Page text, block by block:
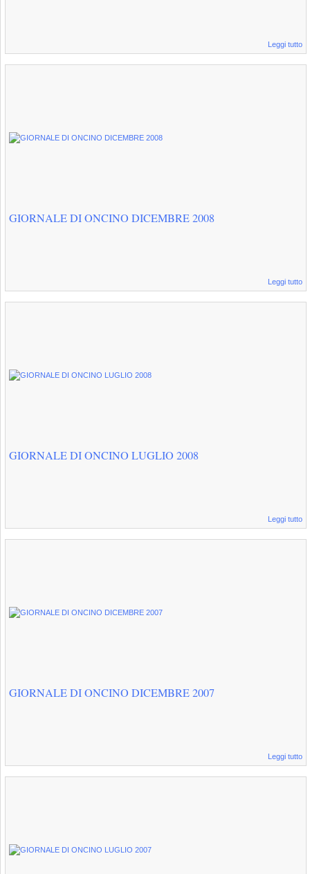
Leggi tutto
GIORNALE DI ONCINO DICEMBRE 2008
Leggi tutto
GIORNALE DI ONCINO LUGLIO 2008
Leggi tutto
GIORNALE DI ONCINO DICEMBRE 2007
Leggi tutto